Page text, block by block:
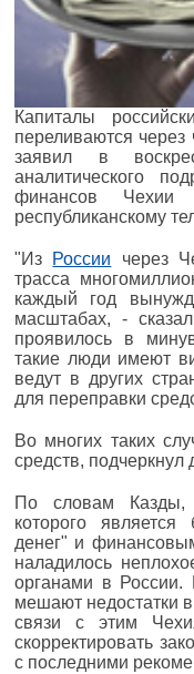
Капиталы
переливаются
заявил в
аналитического
финансов
республиканскому
"Из России через
трасса
каждый год
масштабах, -
проявилось в
такие люди имеют
ведут в других
для переправки
Во многих таких
средств,
По словам Казды,
которого
денег" и
наладилось
органами в
мешают недостатки
связи с этим
скорректировать
с последними